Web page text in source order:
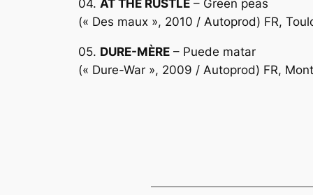
04. AT THE RUSTLE – Green peas
(« Des maux », 2010 / Autoprod) FR,
05. DURE-MÈRE – Puede matar
(« Dure-War », 2009 / Autoprod) FR,